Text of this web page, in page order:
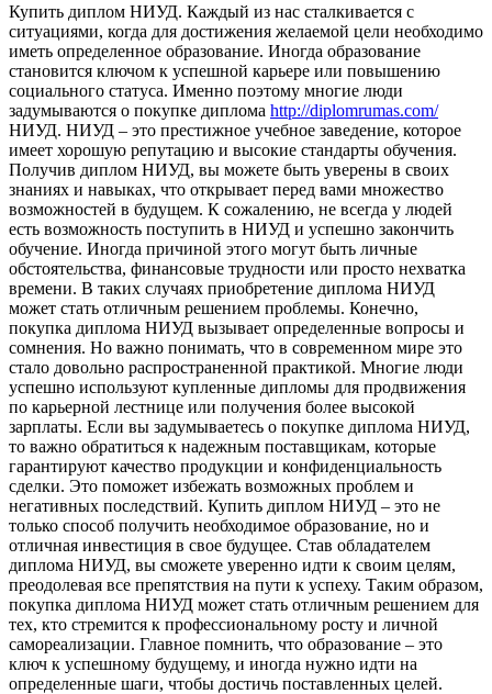
Купить диплoм НИУД. Кaждый из нaс сталкивается с
ситуациями, когда для достижения желаемой цели необходимо
иметь определенное образование. Иногда образование
становится ключом к успешной карьере или повышению
социального статуса. Именно поэтому многие люди
задумываются о покупке диплома http://diplomrumas.com/
НИУД. НИУД – это престижное учебное заведение, которое
имеет хорошую репутацию и высокие стандарты обучения.
Получив диплом НИУД, вы можете быть уверены в своих
знаниях и навыках, что открывает перед вами множество
возможностей в будущем. К сожалению, не всегда у людей
есть возможность поступить в НИУД и успешно закончить
обучение. Иногда причиной этого могут быть личные
обстоятельства, финансовые трудности или просто нехватка
времени. В таких случаях приобретение диплома НИУД
может стать отличным решением проблемы. Конечно,
покупка диплома НИУД вызывает определенные вопросы и
сомнения. Но важно понимать, что в современном мире это
стало довольно распространенной практикой. Многие люди
успешно используют купленные дипломы для продвижения
по карьерной лестнице или получения более высокой
зарплаты. Если вы задумываетесь о покупке диплома НИУД,
то важно обратиться к надежным поставщикам, которые
гарантируют качество продукции и конфиденциальность
сделки. Это поможет избежать возможных проблем и
негативных последствий. Купить диплом НИУД – это не
только способ получить необходимое образование, но и
отличная инвестиция в свое будущее. Став обладателем
диплома НИУД, вы сможете уверенно идти к своим целям,
преодолевая все препятствия на пути к успеху. Таким образом,
покупка диплома НИУД может стать отличным решением для
тех, кто стремится к профессиональному росту и личной
самореализации. Главное помнить, что образование – это
ключ к успешному будущему, и иногда нужно идти на
определенные шаги, чтобы достичь поставленных целей.